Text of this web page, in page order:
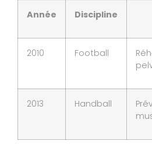
Année Discipline
2010 Football
2013 Handball